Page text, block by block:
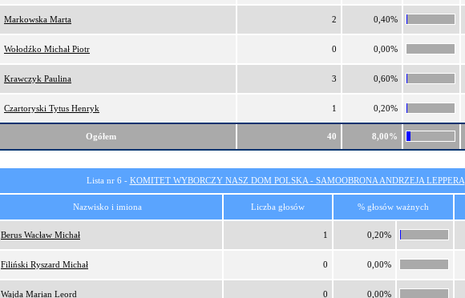
Markowska Marta 2 0,40%
Wołodźko Michał Piotr 0 0,00%
Krawczyk Paulina 3 0,60%
Czartoryski Tytus Henryk 1 0,20%
Ogółem 40 8,00%
Lista nr 6 - KOMITET WYBORCZY NASZ DOM POLSKA - SAMOOBRONA ANDRZEJA LEPPERA
Nazwisko i imiona Liczba głosów % głosów ważnych
Berus Wacław Michał 1 0,20%
Filiński Ryszard Michał 0 0,00%
Wajda Marian Leord 0 0,00%